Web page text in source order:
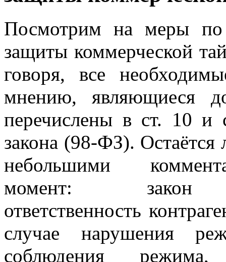
Посмотрим на меры по
защиты коммерческой
говоря, все
мнению, являющиеся
перечислены в ст. 10 и
закона (98-ФЗ). Остаётся
небольшими
момент: закон
ответственность
случае нарушения
соблюдения